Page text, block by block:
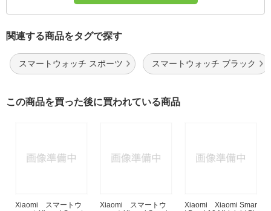
関連する商品をタグで探す
スマートウォッチ スポーツ スマートウォッチ ブラック
この商品を買った後に買われている商品
Xiaomi スマートウ
Xiaomi スマートウ
Xiaomi Xiaomi Smar